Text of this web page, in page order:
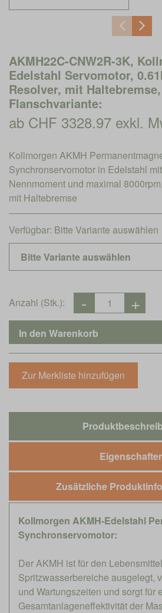
AKMH22C-CNW2R-3K,
Edelstahl Servomotor,
Resolver, mit Haltebremse,
Flanschvariante:
ab CHF 3328.97 exkl.
Kollmorgen AKMH
Synchronservomotor in Edelstahl
Nennmoment und maximal
mit Haltebremse
Verfügbar: Bitte Variante auswählen
Anzahl (Stk.):
Zusätzliche
Kollmorgen AKMH-Edelstahl
Synchronservomotor:
Der AKMH ist für den
Spritzwasserbereiche ausgelegt,
und Wartungszeiten und sorgt für
Gesamtanlageneffektivität der